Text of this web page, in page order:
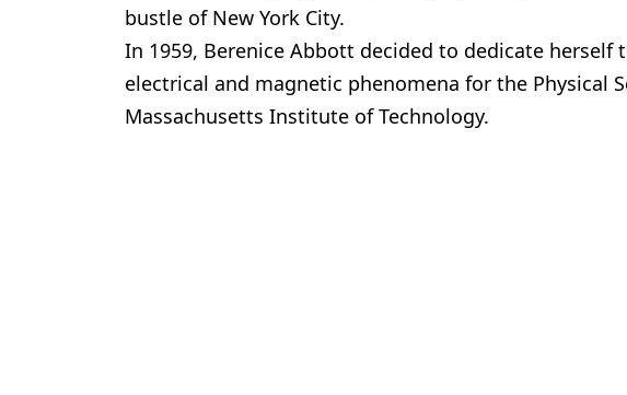
bustle of New York City.
In 1959, Berenice Abbott decided to dedicate
electrical and magnetic phenomena for the Physical
Massachusetts Institute of Technology.